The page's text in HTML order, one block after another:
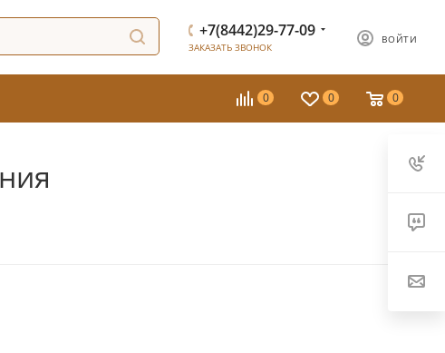
+7(8442)29-77-09
ЗАКАЗАТЬ ЗВОНОК
ВОЙТИ
0 0 0